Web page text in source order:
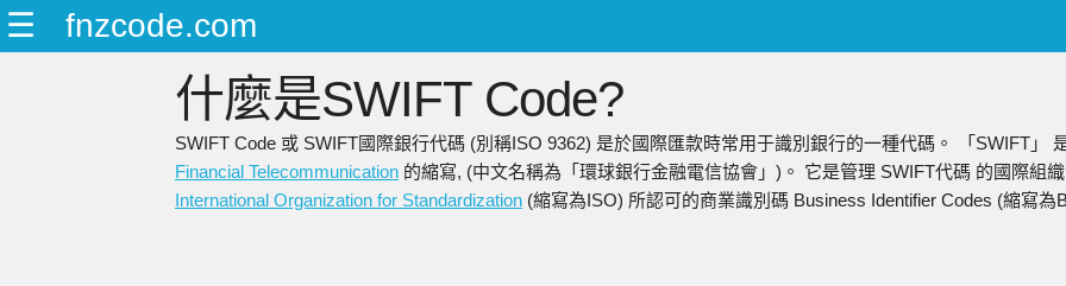
☰ fnzcode.com
繁中
什麼是SWIFT Code?
SWIFT Code 或 SWIFT國際銀行代碼 (別稱ISO 9362) 是於國際匯款時常用于識別銀行的一種代碼。 「SWIFT」
Financial Telecommunication 的縮寫, (中文名稱為「環球銀行金融電信協會」)。 它是管理 SWIFT代碼 的國際組
International Organization for Standardization (縮寫為ISO) 所認可的商業識別碼 Business Identifier Codes (縮寫為